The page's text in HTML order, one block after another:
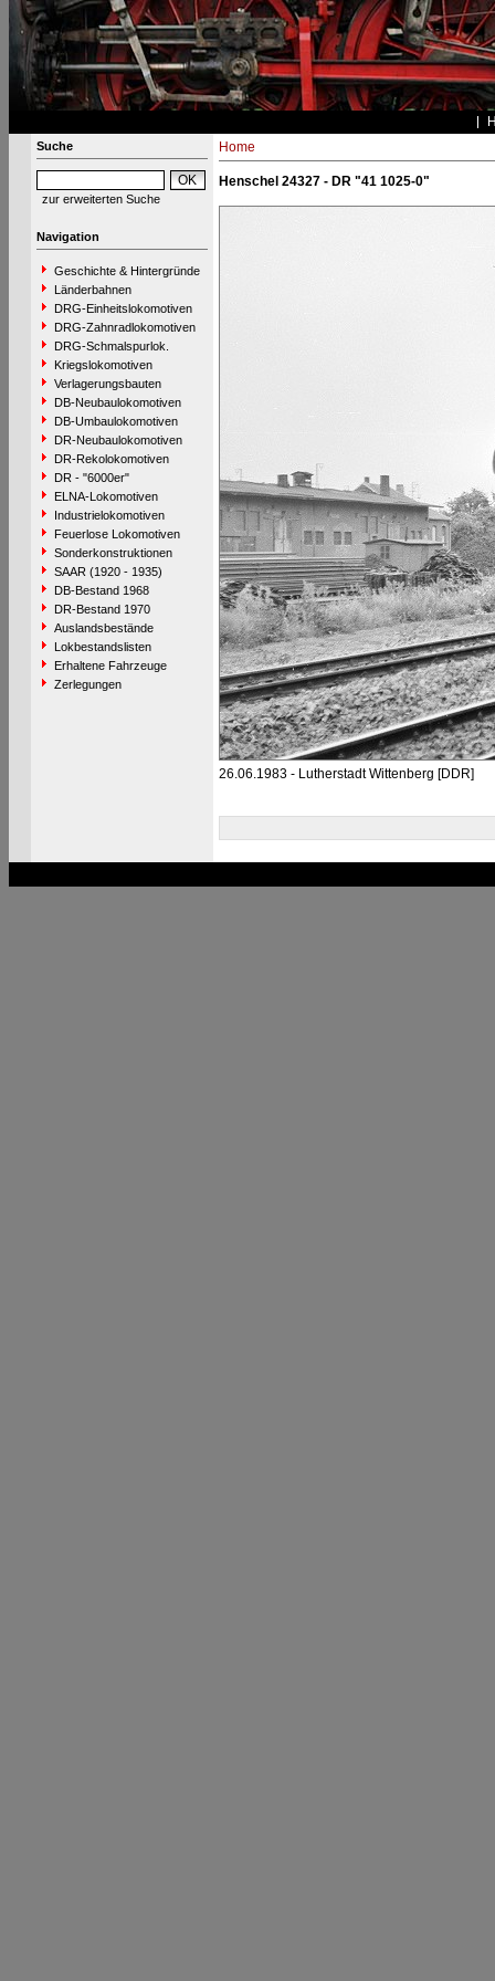
Suche
zur erweiterten Suche
Navigation
Geschichte & Hintergründe
Länderbahnen
DRG-Einheitslokomotiven
DRG-Zahnradlokomotiven
DRG-Schmalspurlok.
Kriegslokomotiven
Verlagerungsbauten
DB-Neubaulokomotiven
DB-Umbaulokomotiven
DR-Neubaulokomotiven
DR-Rekolokomotiven
DR - "6000er"
ELNA-Lokomotiven
Industrielokomotiven
Feuerlose Lokomotiven
Sonderkonstruktionen
SAAR (1920 - 1935)
DB-Bestand 1968
DR-Bestand 1970
Auslandsbestände
Lokbestandslisten
Erhaltene Fahrzeuge
Zerlegungen
Home
Henschel 24327 - DR "41 1025-0"
26.06.1983 - Lutherstadt Wittenberg [DDR]